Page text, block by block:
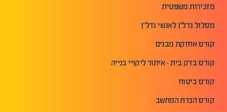
מזכירות משפטית
מסלול נדל"ן לאנשי נדל"ן
קורס אחזקת מבנים
קורס בדק בית - איתור ליקויי בנייה
קורס ביטוח
קורס הכרת המחשב